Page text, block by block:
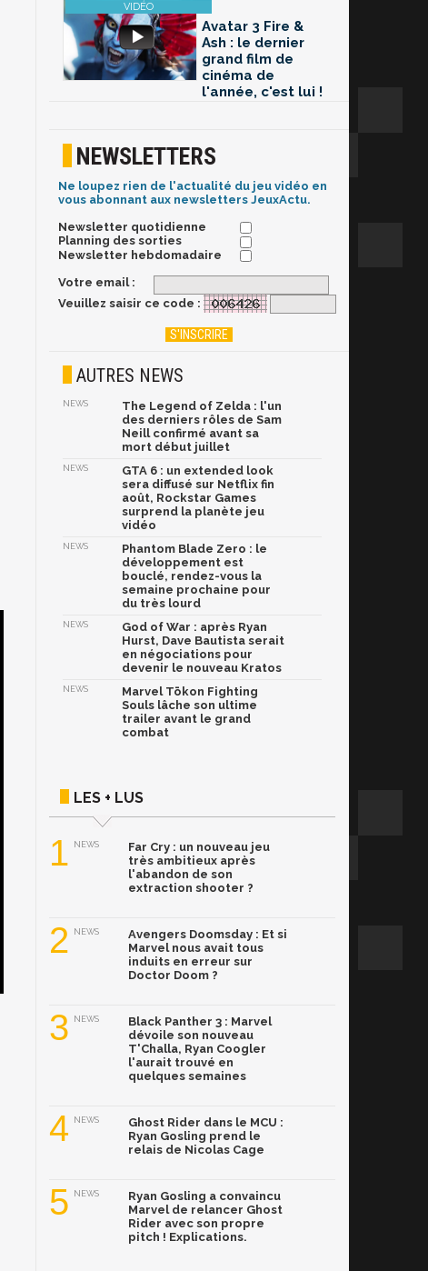
Avatar 3 Fire &
Ash : le dernier
grand film de
cinéma de
l'année, c'est lui !
NEWSLETTERS
Ne loupez rien de l'actualité du jeu vidéo en
vous abonnant aux newsletters JeuxActu.
Newsletter quotidienne
Planning des sorties
Newsletter hebdomadaire
Votre email :
Veuillez saisir ce code :
AUTRES NEWS
NEWS
The Legend of Zelda : l'un
des derniers rôles de Sam
Neill confirmé avant sa
mort début juillet
NEWS
GTA 6 : un extended look
sera diffusé sur Netflix fin
août, Rockstar Games
surprend la planète jeu
vidéo
NEWS
Phantom Blade Zero : le
développement est
bouclé, rendez-vous la
semaine prochaine pour
du très lourd
NEWS
God of War : après Ryan
Hurst, Dave Bautista serait
en négociations pour
devenir le nouveau Kratos
NEWS
Marvel Tōkon Fighting
Souls lâche son ultime
trailer avant le grand
combat
LES + LUS
1 NEWS
Far Cry : un nouveau jeu
très ambitieux après
l'abandon de son
extraction shooter ?
2 NEWS
Avengers Doomsday : Et si
Marvel nous avait tous
induits en erreur sur
Doctor Doom ?
3 NEWS
Black Panther 3 : Marvel
dévoile son nouveau
T'Challa, Ryan Coogler
l'aurait trouvé en
quelques semaines
4 NEWS
Ghost Rider dans le MCU :
Ryan Gosling prend le
relais de Nicolas Cage
5 NEWS
Ryan Gosling a convaincu
Marvel de relancer Ghost
Rider avec son propre
pitch ! Explications.